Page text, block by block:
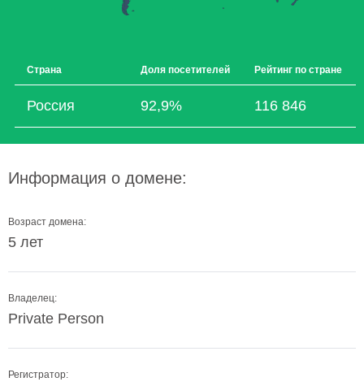
Страна Доля посетителей Рейтинг по стране
Россия 92,9% 116 846
Информация о домене:
Возраст домена:
5 лет
Владелец:
Private Person
Регистратор: